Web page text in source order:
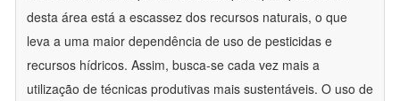
desta área está a escassez dos recursos naturais, o que
leva a uma maior dependência de uso de pesticidas e
recursos hídricos. Assim, busca-se cada vez mais a
utilização de técnicas produtivas mais sustentáveis. O uso de